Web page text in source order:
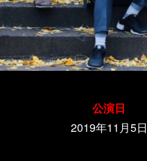
公演日
2019年11月5日